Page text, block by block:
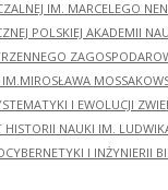
IM. MARCELEGO
POLSKIEJ AKADEMII
I EWOLUCJI
HISTORII NAUKI IM.
I INŻYNIERII